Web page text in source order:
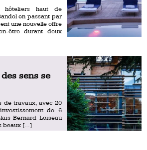
hôteliers haut de
en passant par
une nouvelle offre
être durant deux
sens se
de travaux, avec 20
de 6
Bernard Loiseau
beaux […]